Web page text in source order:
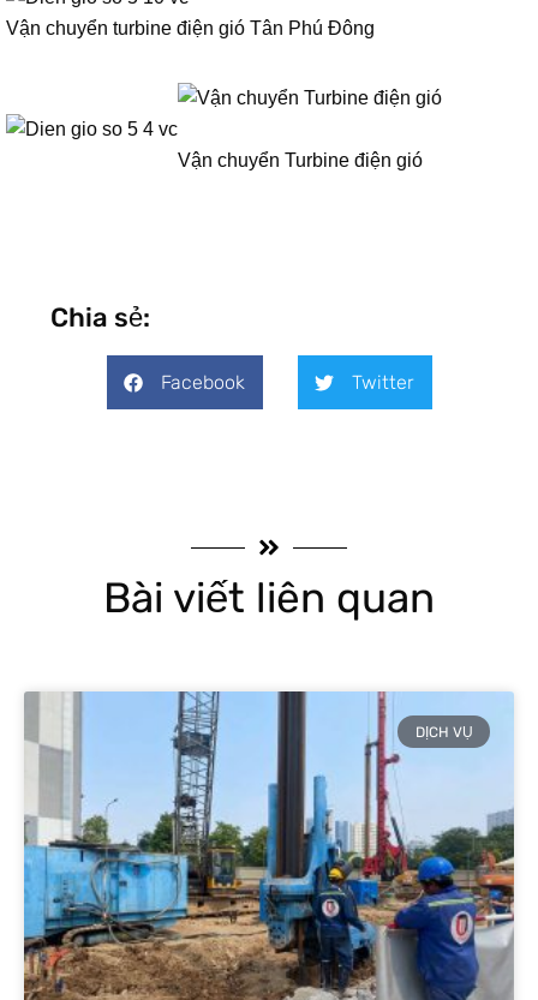
Vận chuyển turbine điện gió Tân Phú Đông
Vận chuyển Turbine điện gió
Chia sẻ:
Facebook Twitter
Bài viết liên quan
DỊCH VỤ